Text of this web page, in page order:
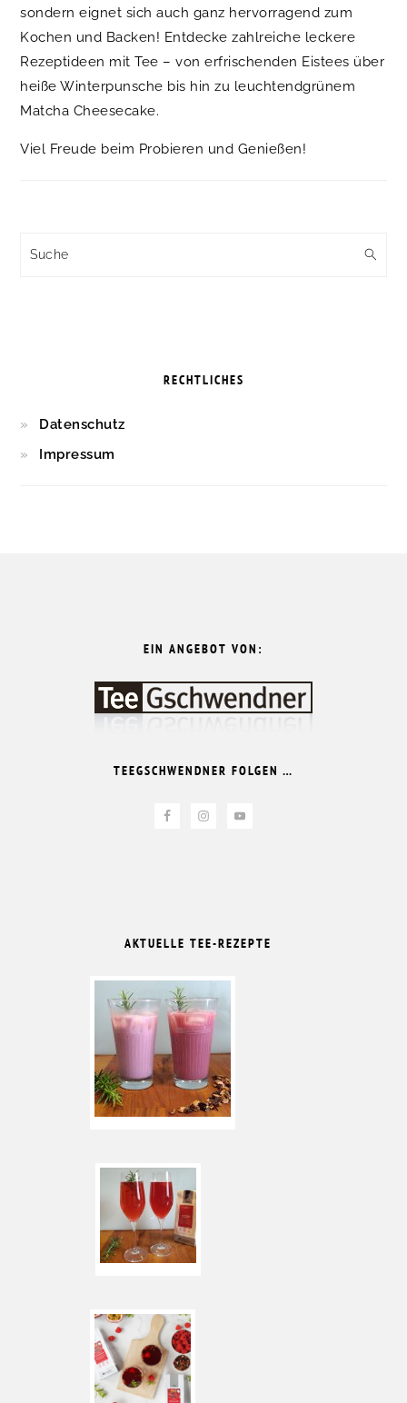
sondern eignet sich auch ganz hervorragend zum
Kochen und Backen! Entdecke zahlreiche leckere
Rezeptideen mit Tee – von erfrischenden Eistees über
heiße Winterpunsche bis hin zu leuchtendgrünem
Matcha Cheesecake.
Viel Freude beim Probieren und Genießen!
Suche
RECHTLICHES
Datenschutz
Impressum
EIN ANGEBOT VON:
TEEGSCHWENDNER FOLGEN …
AKTUELLE TEE-REZEPTE